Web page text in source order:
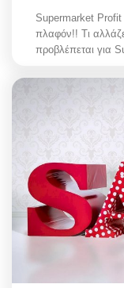
Supermarket
πλαφόν!! Τι
προβλέπεται για